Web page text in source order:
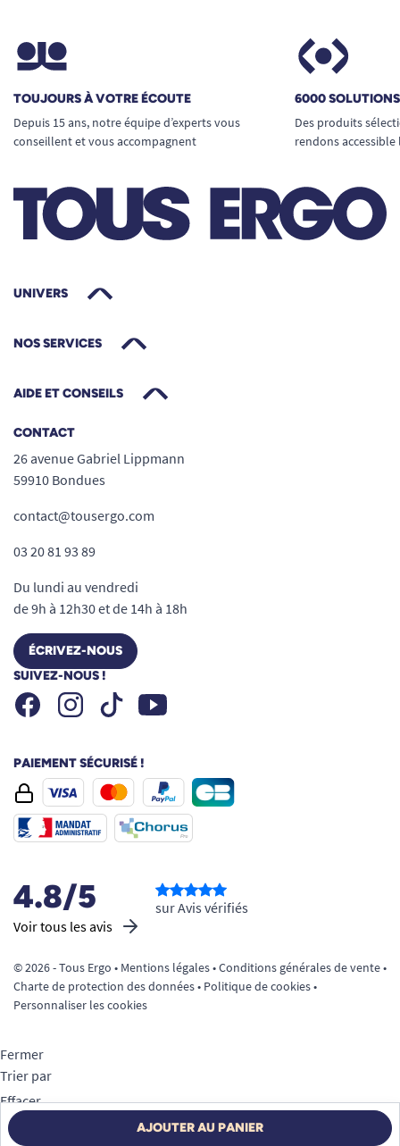
TOUJOURS À VOTRE ÉCOUTE
Depuis 15 ans, notre équipe d’experts vous
conseillent et vous accompagnent
6000
Des produits
rendons
UNIVERS
NOS SERVICES
AIDE ET CONSEILS
CONTACT
26 avenue Gabriel Lippmann
59910 Bondues
contact@tousergo.com
03 20 81 93 89
Du lundi au vendredi
de 9h à 12h30 et de 14h à 18h
ÉCRIVEZ-NOUS
SUIVEZ-NOUS !
FacebookInstagramTiktok Youtube
PAIEMENT SÉCURISÉ !
4.8/5
Voir tous les avis
sur Avis vérifiés
© 2026 - Tous Ergo • Mentions légales•Conditions générales de vente•
Charte de protection des données• Politique de cookies•
Personnaliser les cookies
AJOUTER AU PANIER
Fermer
Trier par
Effacer
Appliquer